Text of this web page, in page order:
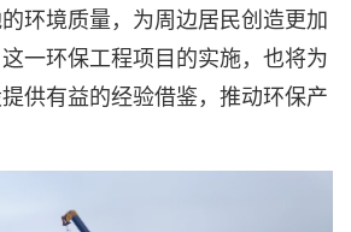
环境质量，为周边居民创造更加
一环保工程项目的实施，也将为
供有益的经验借鉴，推动环保产